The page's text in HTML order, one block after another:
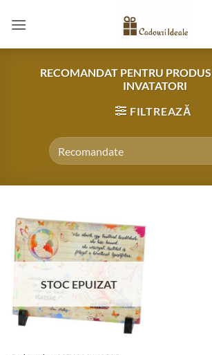
RECOMANDAT PENTRU PRODUS
INVATATORI
FILTREAZĂ
STOC EPUIZAT